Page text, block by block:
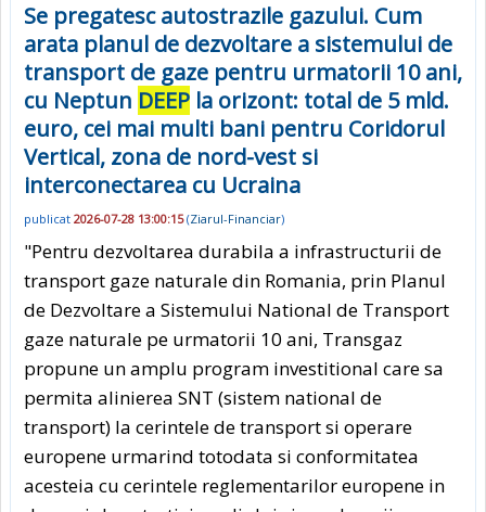
Se pregatesc autostrazile gazului. Cum
arata planul de dezvoltare a sistemului de
transport de gaze pentru urmatorii 10 ani,
cu Neptun DEEP la orizont: total de 5 mld.
euro, cei mai multi bani pentru Coridorul
Vertical, zona de nord-vest si
interconectarea cu Ucraina
publicat 2026-07-28 13:00:15(Ziarul-Financiar)
"Pentru dezvoltarea durabila a infrastructurii de
transport gaze naturale din Romania, prin Planul
de Dezvoltare a Sistemului National de Transport
gaze naturale pe urmatorii 10 ani, Transgaz
propune un amplu program investitional care sa
permita alinierea SNT (sistem national de
transport) la cerintele de transport si operare
europene urmarind totodata si conformitatea
acesteia cu cerintele reglementarilor europene in